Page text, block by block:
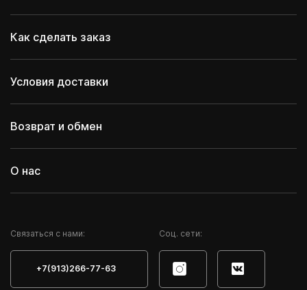
Как сделать заказ
Условия доставки
Возврат и обмен
О нас
Cвязаться с нами:
+7(913)266-77-63
Соц. сети: